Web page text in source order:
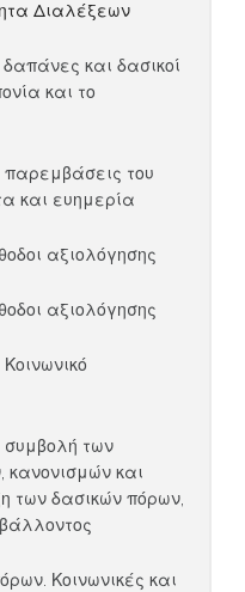
Διαλέξεων
και δασικοί
και το
παρεμβάσεις του
και ευημερία
αξιολόγησης
αξιολόγησης
συμβολή των
και
των δασικών πόρων,
Κοινωνικές και